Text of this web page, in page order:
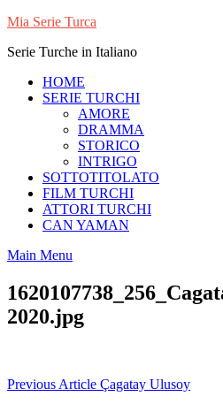
Skip
content
Mia Serie Turca
Serie Turche in Italiano
HOME
SERIE TURCHI
AMORE
DRAMMA
STORICO
INTRIGO
SOTTOTITOLATO
FILM TURCHI
ATTORI TURCHI
CAN YAMAN
Main Menu
2020.jpg
Navigazione
Previous Article Çagatay Ulusoy